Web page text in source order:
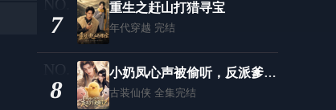
7
重生之赶山打猎寻宝
年代穿越 完结
8
小奶凤心声被偷听，反派爹爹更强了
古装仙侠 全集完结